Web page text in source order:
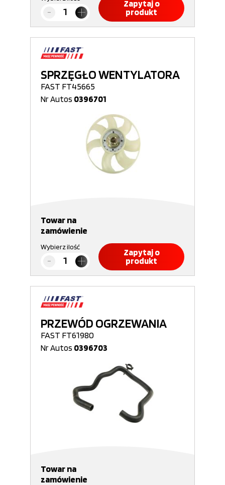
Zapytaj o
produkt
SPRZĘGŁO WENTYLATORA
FAST FT45665
Nr Autos 0396701
Towar na
zamówienie
Wybierz ilość
Zapytaj o
produkt
PRZEWÓD OGRZEWANIA
FAST FT61980
Nr Autos 0396703
Towar na
zamówienie